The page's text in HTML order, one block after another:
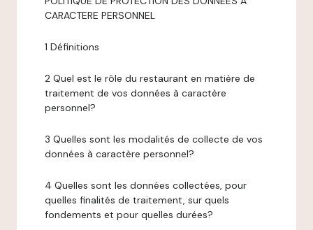
CARACTERE PERSONNEL
1 Définitions
2 Quel est le rôle du restaurant en matière de
traitement de vos données à caractère
personnel?
3 Quelles sont les modalités de collecte de vos
données à caractère personnel?
4 Quelles sont les données collectées, pour
quelles finalités de traitement, sur quels
fondements et pour quelles durées?